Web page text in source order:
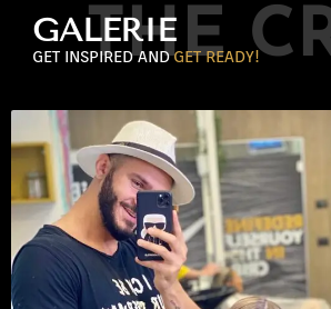
THE
GALERIE
GET INSPIRED ANDGET READY!